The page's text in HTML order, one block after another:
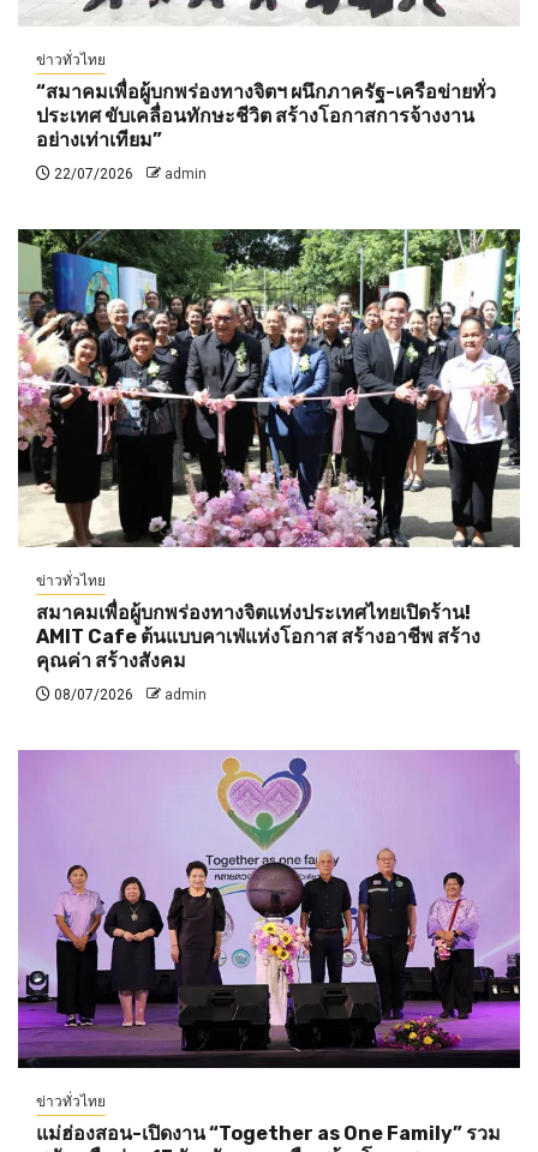
ข่าวทั่วไทย
“สมาคมเพื่อผู้บกพร่องทางจิตฯ ผนึกภาครัฐ-เครือข่ายทั่ว
ประเทศ ขับเคลื่อนทักษะชีวิต สร้างโอกาสการจ้างงาน
อย่างเท่าเทียม”
22/07/2026 admin
ข่าวทั่วไทย
สมาคมเพื่อผู้บกพร่องทางจิตแห่งประเทศไทยเปิดร้าน!
AMIT Cafe ต้นแบบคาเฟ่แห่งโอกาส สร้างอาชีพ สร้าง
คุณค่า สร้างสังคม
08/07/2026 admin
ข่าวทั่วไทย
แม่ฮ่องสอน-เปิดงาน “Together as One Family” รวม